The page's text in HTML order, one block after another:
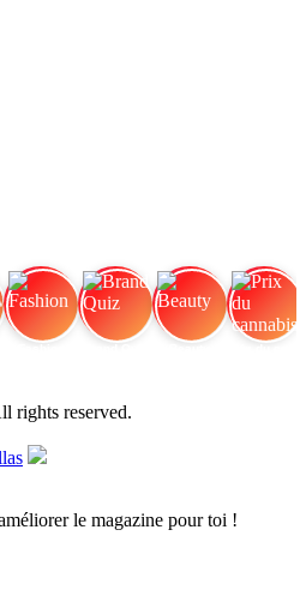
rights reserved.
le magazine pour toi !